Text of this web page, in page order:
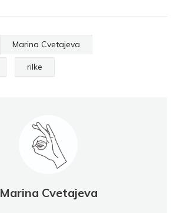
Marina Cvetajeva
rilke
Marina Cvetajeva